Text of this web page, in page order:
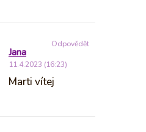
Jana
11.4.2023 (16:23)
Marti vítej
Odpovědět